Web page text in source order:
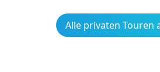
Alle privaten Touren